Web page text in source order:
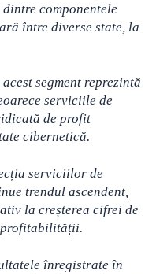
componentele
între diverse state, la
segment reprezintă
serviciile de
de profit
cibernetică.
serviciilor de
trendul ascendent,
la creșterea cifrei de
profitabilității.
înregistrate în